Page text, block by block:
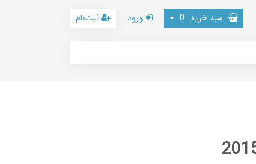
سبد خرید 0 ورود ثبت‌نام